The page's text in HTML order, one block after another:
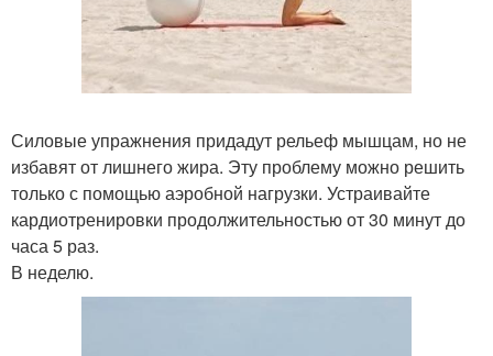
Силовые упражнения придадут рельеф мышцам, но не
избавят от лишнего жира. Эту проблему можно решить
только с помощью аэробной нагрузки. Устраивайте
кардиотренировки продолжительностью от 30 минут до
часа 5 раз.
В неделю.